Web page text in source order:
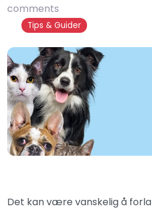
comments
Tips & Guider
Det kan være vanskelig å